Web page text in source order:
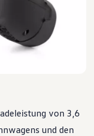
von 3,6
und den